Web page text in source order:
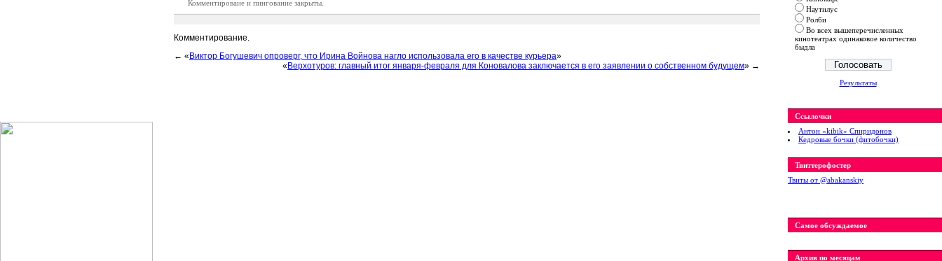
Комментироваие и пингование закрыты.
Комментирование.
← « Виктор Богушевич опроверг, что Ирина Войнова нагло использовала его в качестве курьера»
« Верхотуров: главный итог января-февраля для Коновалова заключается в его заявлении о собственном будущем» →
Наутилус
Ролби
Во всех вышеперечисленных
кинотеатрах одинаковое количество
быдла
Результаты
Ссылочки
Антон «kibik» Спиридонов
Кедровые бочки (фитобочки)
Твиттерофостер
Твиты от ‎@abakanskiy
Самое обсуждаемое
Архив по месяцам